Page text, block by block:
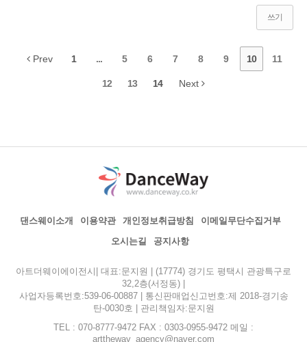
쓰기
Prev 1 ... 5 6 7 8 9 10 11
12 13 14 Next
댄스웨이소개 이용약관 개인정보취급방침
이메일무단수집거부
오시는길
공지사항
아트더웨이에이전시| 대표:문지원 | (17774) 경기도 평택시 관광특구로
32,2층(서정동) |
사업자등록번호:539-06-00887 | 통신판매업신고번호:제 2018-경기송
탄-0030호 | 관리책임자:문지원
TEL : 070-8777-9472 FAX : 0303-0955-9472 메일 :
arttheway_agency@naver.com